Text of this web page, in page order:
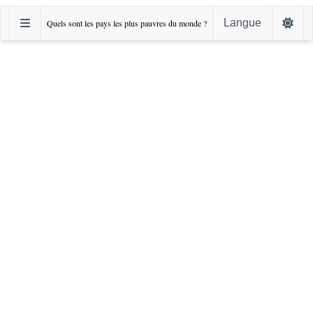
Quels sont les pays les plus pauvres du monde ? Langue